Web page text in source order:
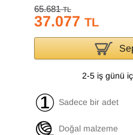
65.681TL
37.077 TL
2-5 iş günü
Sadece bir adet
Doğal malzeme